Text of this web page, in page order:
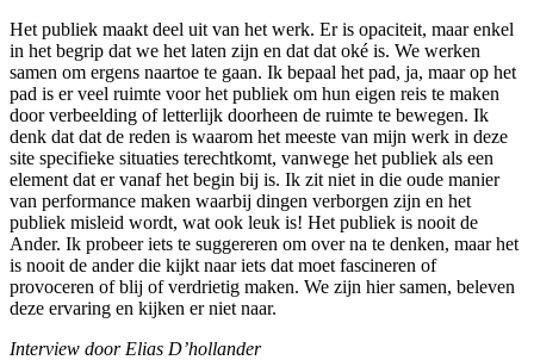
Het publiek maakt deel uit van het werk. Er is opaciteit, maar enkel
in het begrip dat we het laten zijn en dat dat oké is. We werken
samen om ergens naartoe te gaan. Ik bepaal het pad, ja, maar op het
pad is er veel ruimte voor het publiek om hun eigen reis te maken
door verbeelding of letterlijk doorheen de ruimte te bewegen. Ik
denk dat dat de reden is waarom het meeste van mijn werk in deze
site specifieke situaties terechtkomt, vanwege het publiek als een
element dat er vanaf het begin bij is. Ik zit niet in die oude manier
van performance maken waarbij dingen verborgen zijn en het
publiek misleid wordt, wat ook leuk is! Het publiek is nooit de
Ander. Ik probeer iets te suggereren om over na te denken, maar het
is nooit de ander die kijkt naar iets dat moet fascineren of
provoceren of blij of verdrietig maken. We zijn hier samen, beleven
deze ervaring en kijken er niet naar.
Interview door Elias D’hollander